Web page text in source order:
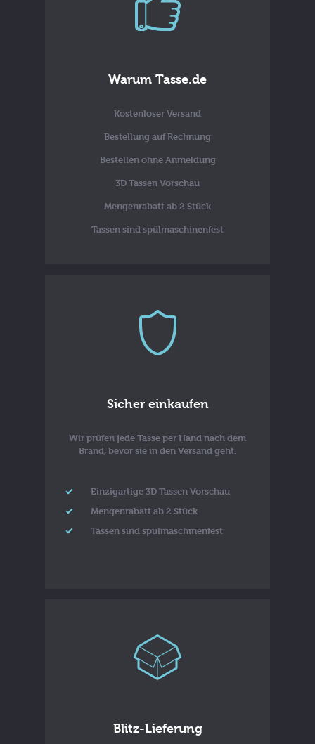
Warum Tasse.de
Kostenloser Versand
Bestellung auf Rechnung
Bestellen ohne Anmeldung
3D Tassen Vorschau
Mengenrabatt ab 2 Stück
Tassen sind spülmaschinenfest
Sicher einkaufen
Wir prüfen jede Tasse per Hand nach dem
Brand, bevor sie in den Versand geht.
Einzigartige 3D Tassen Vorschau
Mengenrabatt ab 2 Stück
Tassen sind spülmaschinenfest
Blitz-Lieferung